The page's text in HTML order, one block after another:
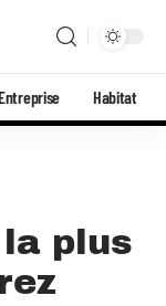
Habitat
plus